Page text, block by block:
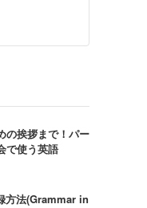
の挨拶まで！パー
で使う英語
方法(Grammar in